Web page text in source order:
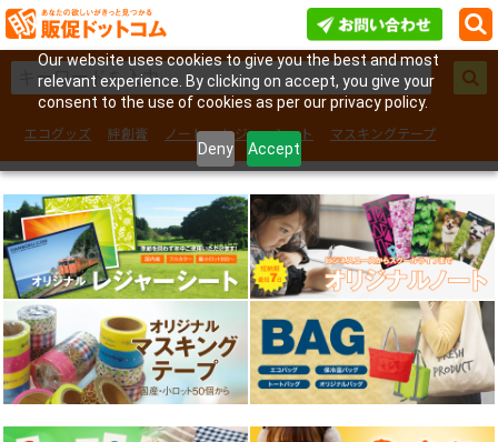
Our website uses cookies to give you the best and most
relevant experience. By clicking on accept, you give your
consent to the use of cookies as per our privacy policy.
Deny Accept
エコグッズ 絆創膏 ノート レジャーシート
マスキングテープ
フェイスシール